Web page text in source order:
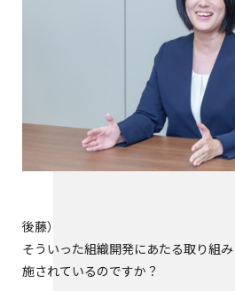
後藤
そういった組織開発にあたる取り組
施されているのですか？